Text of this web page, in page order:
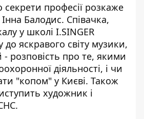
секрети професії розкаже
Балодис. Співачка,
у школі I.SINGER
яскравого світу музики,
- розповість про те, якими
діяльності, і чи
"копом" у Києві. Також
художник і